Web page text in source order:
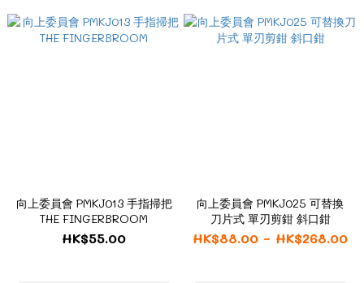
向上委員會 PMKJ013 手指掃把
THE FINGERBROOM
HK$55.00
向上委員會 PMKJ025 可替換
刀片式 單刃剪鉗 斜口鉗
HK$88.00 ~ HK$268.00